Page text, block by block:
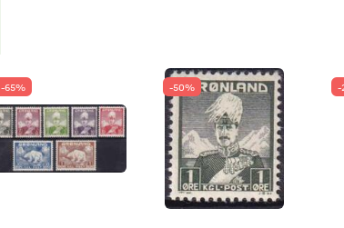
-65% -50% -